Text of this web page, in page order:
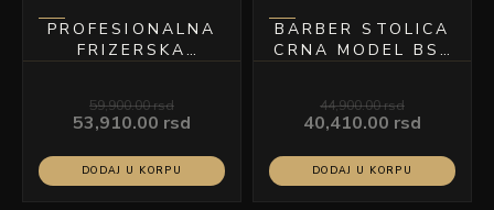
PROFESIONALNA
FRIZERSKA
59,900.00rsd
53,910.00 rsd
DODAJ U KORPU
BARBER STOLICA
CRNA MODEL BS-
44,900.00rsd
40,410.00 rsd
DODAJ U KORPU